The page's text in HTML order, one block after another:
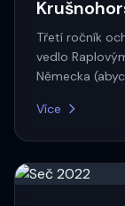
Třetí ročník
vedlo
Německa
Více